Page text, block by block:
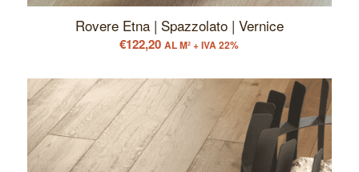
Rovere Etna | Spazzolato | Vernice
€122,20 AL M² + IVA 22%